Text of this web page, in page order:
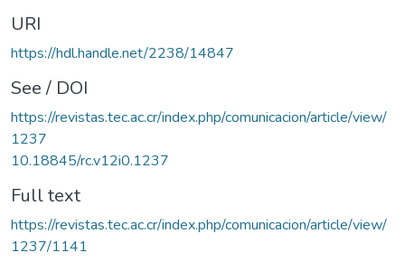
URI
https://hdl.handle.net/2238/14847
See / DOI
https://revistas.tec.ac.cr/index.php/comunicacion/article/view/
1237
10.18845/rc.v12i0.1237
Full text
https://revistas.tec.ac.cr/index.php/comunicacion/article/view/
1237/1141